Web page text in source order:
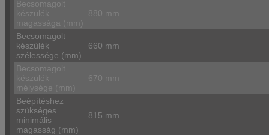
Becsomagolt
készülék
magassága (mm)
880 mm
Becsomagolt
készülék
szélessége (mm)
660 mm
Becsomagolt
készülék
mélysége (mm)
670 mm
Beépítéshez
szükséges
minimális
magasság (mm)
815 mm